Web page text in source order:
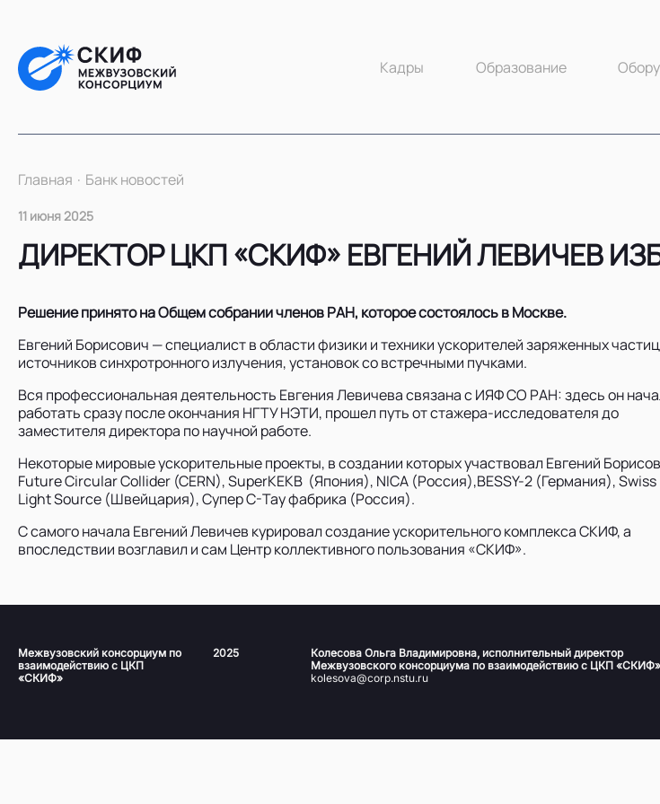
Кадры Образование
Главная Банк новостей
11 июня 2025
ДИРЕКТОР ЦКП «СКИФ» ЕВГЕНИЙ ЛЕВИЧЕВ
Решение принято на Общем собрании членов РАН, которое состоялось в Москве.
Евгений Борисович — специалист в области физики и техники ускорителей заряженных
источников синхротронного излучения, установок со встречными пучками.
Вся профессиональная деятельность Евгения Левичева связана с ИЯФ СО РАН: здесь он
работать сразу после окончания НГТУ НЭТИ, прошел путь от стажера-исследователя до
заместителя директора по научной работе.
Некоторые мировые ускорительные проекты, в создании которых участвовал Евгений
Future Circular Collider (CERN), SuperKEKB (Япония), NICA (Россия),BESSY-2 (Германия), Swiss
Light Source (Швейцария), Супер С-Тау фабрика (Россия).
С самого начала Евгений Левичев курировал создание ускорительного комплекса СКИФ, а
впоследствии возглавил и сам Центр коллективного пользования «СКИФ».
Межвузовский консорциум по
взаимодействию с ЦКП
«СКИФ»
2025
Колесова Ольга Владимировна, исполнительный директор
Межвузовского консорциума по взаимодействию с ЦКП
kolesova@corp.nstu.ru